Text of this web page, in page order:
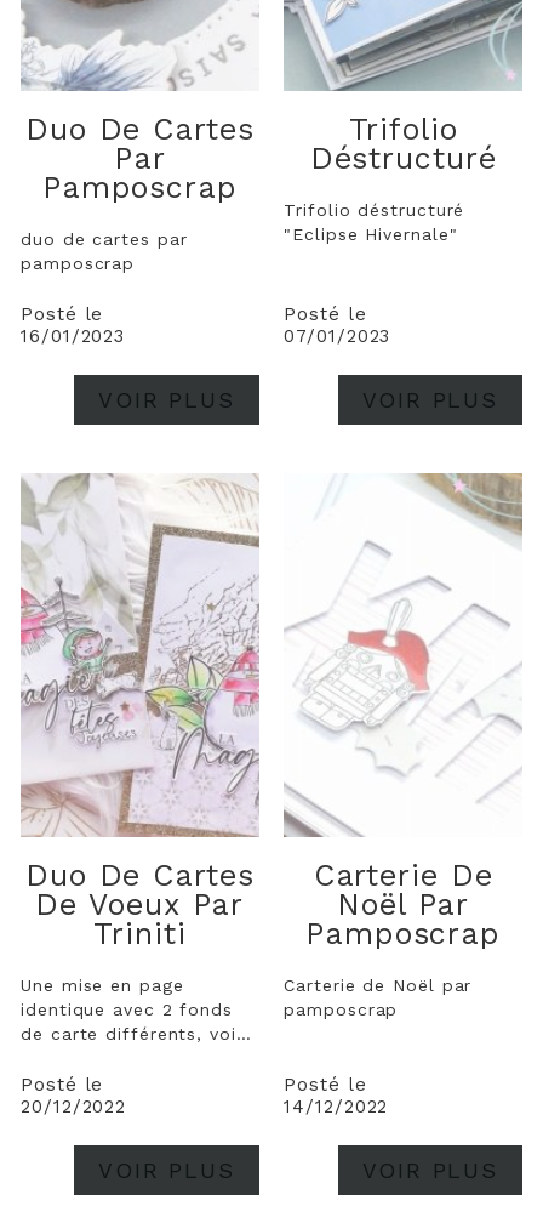
Duo De Cartes
Par
Pamposcrap
duo de cartes par
pamposcrap
Posté le
16/01/2023
VOIR PLUS
Trifolio
Déstructuré
Trifolio déstructuré
"Eclipse Hivernale"
Posté le
07/01/2023
VOIR PLUS
Duo De Cartes
De Voeux Par
Triniti
Une mise en page
identique avec 2 fonds
de carte différents, voici
de cartes de vœux. Duo
Cartes de Voeux
papiers Parfum de Fête.
Posté le
20/12/2022
VOIR PLUS
Carterie De
Noël Par
Pamposcrap
Carterie de Noël par
pamposcrap
Posté le
14/12/2022
VOIR PLUS